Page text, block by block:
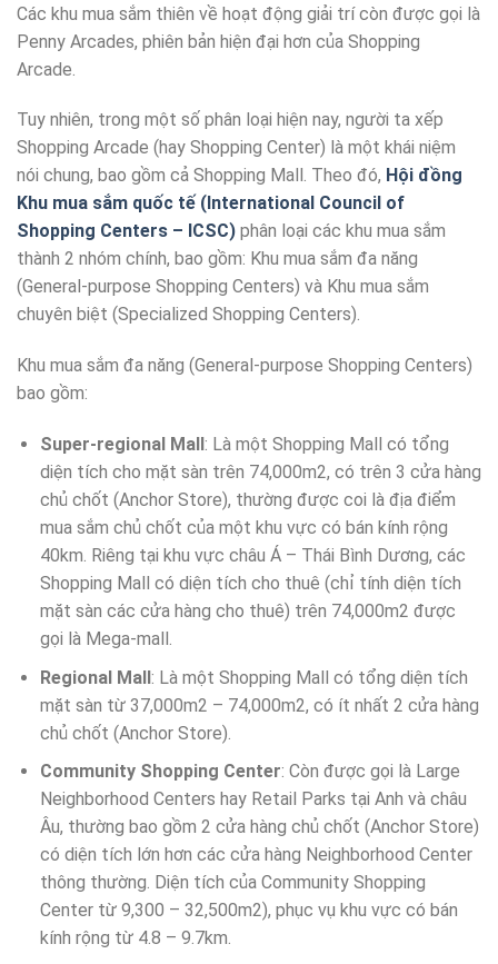
Các khu mua sắm thiên về hoạt động giải trí còn được gọi là
Penny Arcades, phiên bản hiện đại hơn của Shopping
Arcade.
Tuy nhiên, trong một số phân loại hiện nay, người ta xếp
Shopping Arcade (hay Shopping Center) là một khái niệm
nói chung, bao gồm cả Shopping Mall. Theo đó, Hội đồng
Khu mua sắm quốc tế (International Council of
Shopping Centers – ICSC) phân loại các khu mua sắm
thành 2 nhóm chính, bao gồm: Khu mua sắm đa năng
(General-purpose Shopping Centers) và Khu mua sắm
chuyên biệt (Specialized Shopping Centers).
Khu mua sắm đa năng (General-purpose Shopping Centers)
bao gồm:
Super-regional Mall: Là một Shopping Mall có tổng
diện tích cho mặt sàn trên 74,000m2, có trên 3 cửa hàng
chủ chốt (Anchor Store), thường được coi là địa điểm
mua sắm chủ chốt của một khu vực có bán kính rộng
40km. Riêng tại khu vực châu Á – Thái Bình Dương, các
Shopping Mall có diện tích cho thuê (chỉ tính diện tích
mặt sàn các cửa hàng cho thuê) trên 74,000m2 được
gọi là Mega-mall.
Regional Mall: Là một Shopping Mall có tổng diện tích
mặt sàn từ 37,000m2 – 74,000m2, có ít nhất 2 cửa hàng
chủ chốt (Anchor Store).
Community Shopping Center: Còn được gọi là Large
Neighborhood Centers hay Retail Parks tại Anh và châu
Âu, thường bao gồm 2 cửa hàng chủ chốt (Anchor Store)
có diện tích lớn hơn các cửa hàng Neighborhood Center
thông thường. Diện tích của Community Shopping
Center từ 9,300 – 32,500m2), phục vụ khu vực có bán
kính rộng từ 4.8 – 9.7km.